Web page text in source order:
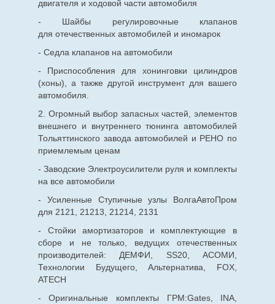
двигателя и ходовой части автомобиля
- Шайбы регулировочные клапанов
для отечественныхавтомобилей и иномарок
- Седла клапанов на автомобили
- Приспособления для хонинговки цилиндров
(хоны), а также другой инструмент для вашего
автомобиля.
2. Огромный выбор запасных частей, элементов
внешнего и внутреннего тюнинга автомобилей
Тольяттинского завода автомобилей и РЕНО по
приемлемым ценам
- Заводские Электроусилители руля и комплекты
на все автомобили
- Усиленные Ступичные узлы ВолгаАвтоПром
для 2121, 21213, 21214, 2131
- Стойки амортизаторов и комплектующие в
сборе и не только, ведущих отечественных
производителей: ДЕМФИ, SS20, АСОМИ,
Технологии Будущего, Альтернатива, FOX,
ATECH
- Оригинальные комплекты ГРМ:Gates, INA,